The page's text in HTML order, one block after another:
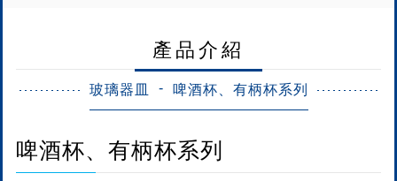
產品介紹
玻璃器皿 啤酒杯、有柄杯系列
啤酒杯、有柄杯系列